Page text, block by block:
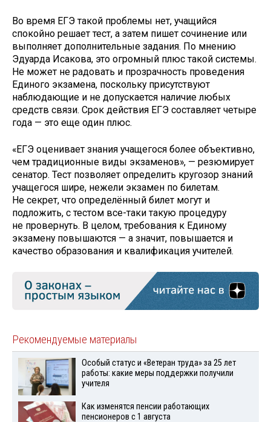
Во время ЕГЭ такой проблемы нет, учащийся
спокойно решает тест, а затем пишет сочинение или
выполняет дополнительные задания. По мнению
Эдуарда Исакова, это огромный плюс такой системы.
Не может не радовать и прозрачность проведения
Единого экзамена, поскольку присутствуют
наблюдающие и не допускается наличие любых
средств связи. Срок действия ЕГЭ составляет четыре
года — это еще один плюс.
«ЕГЭ оценивает знания учащегося более объективно,
чем традиционные виды экзаменов», — резюмирует
сенатор. Тест позволяет определить кругозор знаний
учащегося шире, нежели экзамен по билетам.
Не секрет, что определённый билет могут и
подложить, с тестом все-таки такую процедуру
не провернуть. В целом, требования к Единому
экзамену повышаются — а значит, повышается и
качество образования и квалификация учителей.
Рекомендуемые материалы
Особый статус и «Ветеран труда» за 25 лет
работы: какие меры поддержки получили
учителя
Как изменятся пенсии работающих
пенсионеров с 1 августа